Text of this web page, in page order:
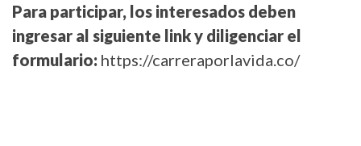
Para participar, los interesados deben
ingresar al siguiente link y diligenciar el
formulario: https://carreraporlavida.co/